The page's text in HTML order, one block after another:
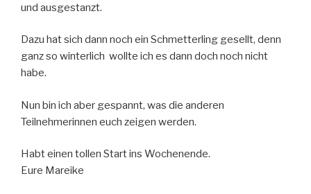
und ausgestanzt.
Dazu hat sich dann noch ein Schmetterling gesellt, denn
ganz so winterlich wollte ich es dann doch noch nicht
habe.
Nun bin ich aber gespannt, was die anderen
Teilnehmerinnen euch zeigen werden.
Habt einen tollen Start ins Wochenende.
Eure Mareike